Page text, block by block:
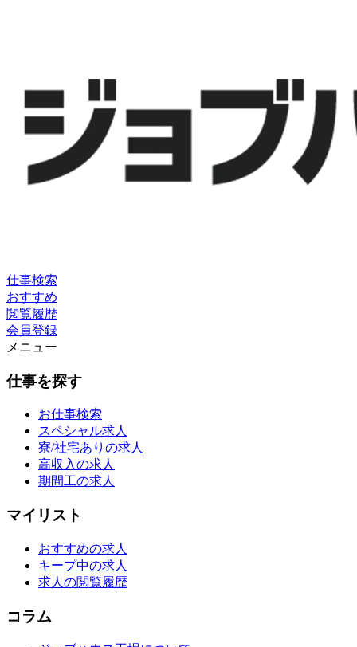
仕事検索
おすすめ
閲覧履歴
会員登録
メニュー
仕事を探す
お仕事検索
スペシャル求人
寮/社宅ありの求人
高収入の求人
期間工の求人
マイリスト
おすすめの求人
キープ中の求人
求人の閲覧履歴
コラム